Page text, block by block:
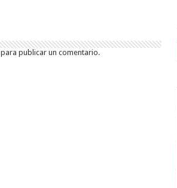
para publicar un comentario.